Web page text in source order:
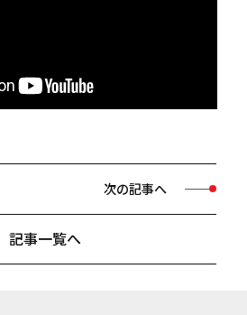
記事一覧へ
次の記事へ